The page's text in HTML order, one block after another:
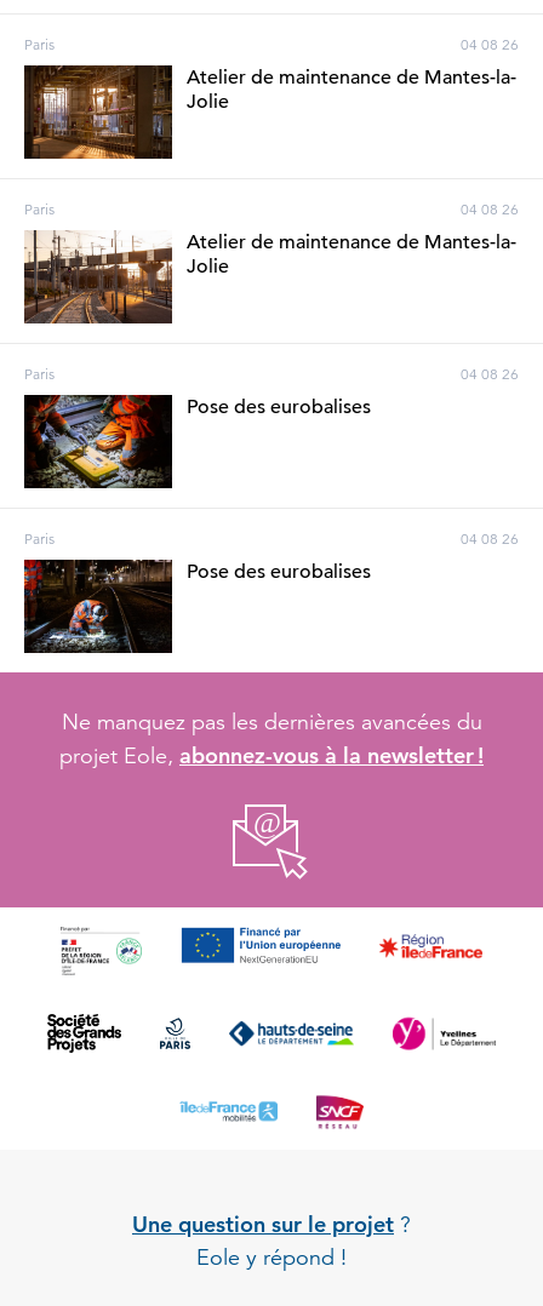
Paris 04 08 26
Atelier de maintenance de Mantes-la-
Jolie
Paris 04 08 26
Atelier de maintenance de Mantes-la-
Jolie
Paris 04 08 26
Pose des eurobalises
Paris 04 08 26
Pose des eurobalises
Ne manquez pas les dernières avancées du
projet Eole, abonnez-vous à la newsletter !
Une question sur le projet ?
Eole y répond !